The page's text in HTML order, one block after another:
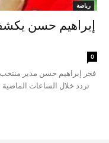
رياضة
إبراهيم حسن
0
فجر إبراهيم حسن مدير
تردد خلال الساعات